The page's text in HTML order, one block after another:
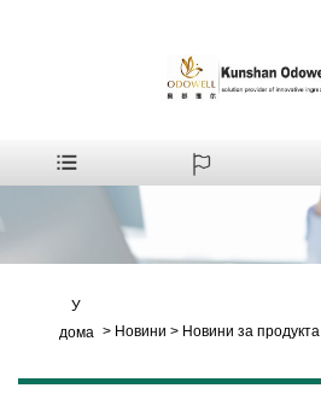
У
дома > Новини > Новини за продукта